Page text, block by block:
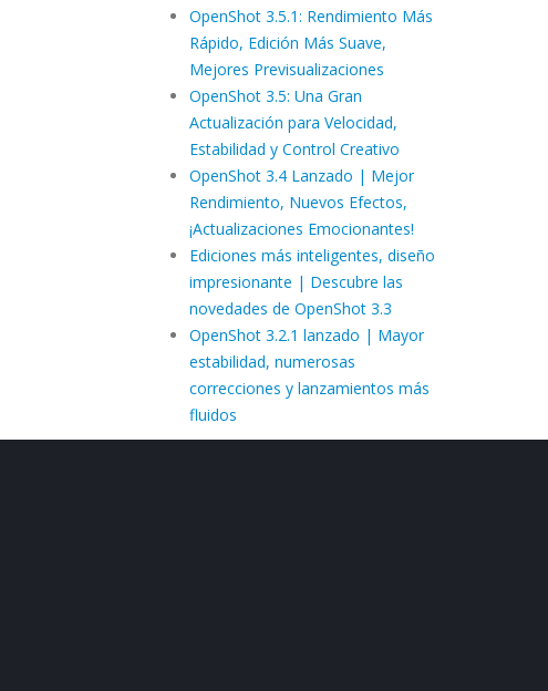
OpenShot 3.5.1: Rendimiento Más
Rápido, Edición Más Suave,
Mejores Previsualizaciones
OpenShot 3.5: Una Gran
Actualización para Velocidad,
Estabilidad y Control Creativo
OpenShot 3.4 Lanzado | Mejor
Rendimiento, Nuevos Efectos,
¡Actualizaciones Emocionantes!
Ediciones más inteligentes, diseño
impresionante | Descubre las
novedades de OpenShot 3.3
OpenShot 3.2.1 lanzado | Mayor
estabilidad, numerosas
correcciones y lanzamientos más
fluidos